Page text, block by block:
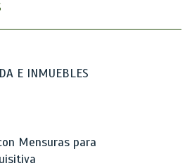
E INMUEBLES
Mensuras para